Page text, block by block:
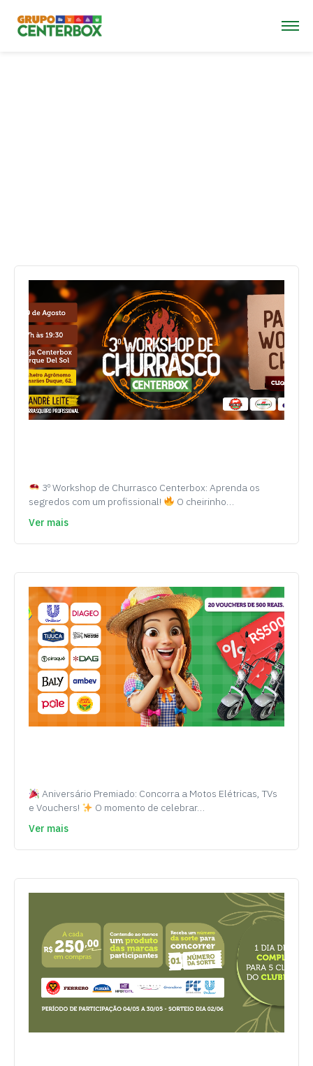
3º Workshop de Churrasco Centerbox: Aprenda os
segredos com um profissional!
O cheirinho…
Ver mais
Aniversário Premiado: Concorra a Motos Elétricas, TVs
e Vouchers!
O momento de celebrar…
Ver mais